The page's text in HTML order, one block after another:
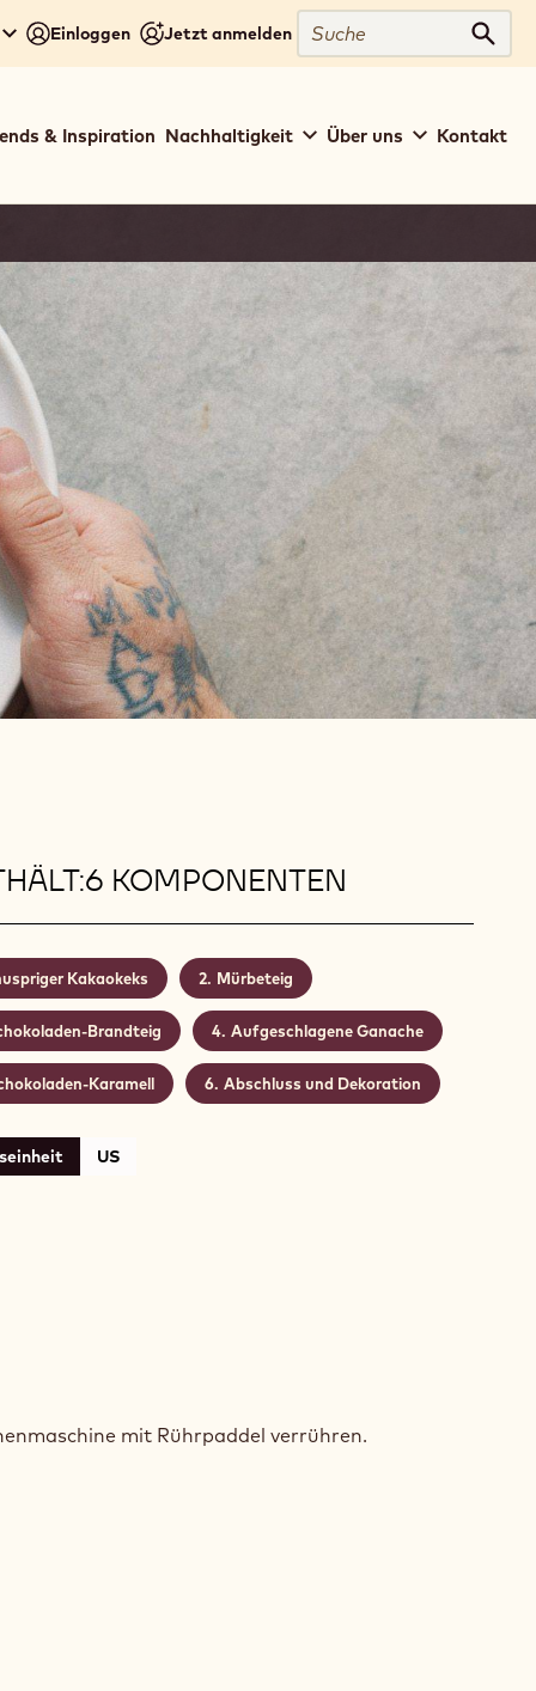
Einloggen Jetzt anmelden
Suche
& Inspiration Nachhaltigkeit Über uns Kontakt
KOMPONENTEN
Kakaokeks Mürbeteig
Brandteig Aufgeschlagene Ganache
Karamell Abschluss und Dekoration
US
mit Rührpaddel verrühren.